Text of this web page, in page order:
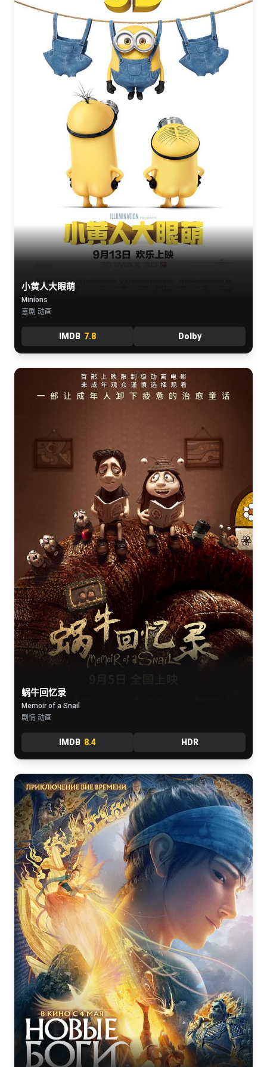
小黄人大眼萌
Minions
喜剧 动画
IMDB 7.8 Dolby
蜗牛回忆录
Memoir of a Snail
剧情 动画
IMDB 8.4 HDR